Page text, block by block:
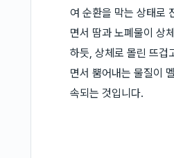
여 순환을 막는 상태로
면서 땀과 노폐물이 상
하듯, 상체로 몰린 뜨겁
면서 뿜어내는 물질이
속되는 것입니다.